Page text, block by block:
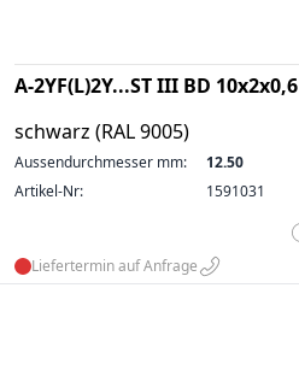
A-2YF(L)2Y...ST III BD 10x2x0,6
schwarz (RAL 9005)
Aussendurchmesser mm:
12.50
Artikel-Nr:
1591031
Liefertermin auf Anfrage